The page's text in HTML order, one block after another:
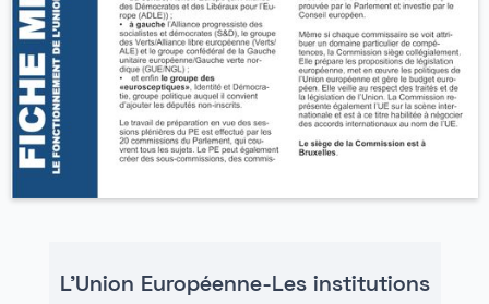
L'Union Européenne-Les institutions